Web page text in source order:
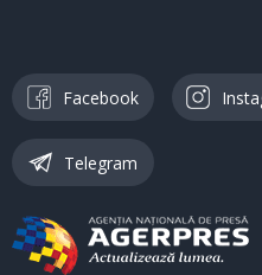
Facebook
Telegram